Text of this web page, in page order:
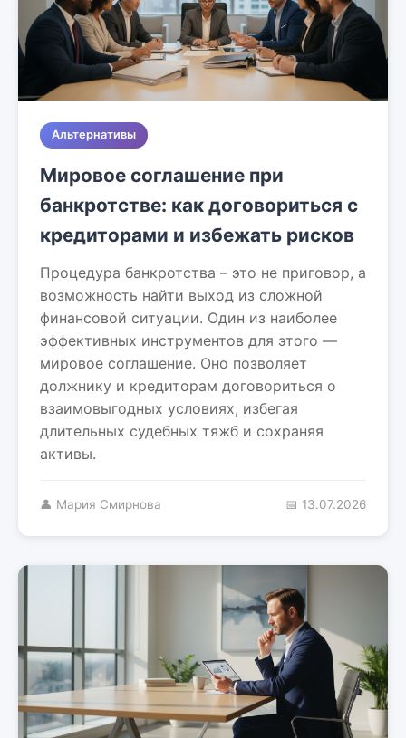
Альтернативы
Мировое соглашение при
банкротстве: как договориться с
кредиторами и избежать рисков
Процедура банкротства – это не приговор, а
возможность найти выход из сложной
финансовой ситуации. Один из наиболее
эффективных инструментов для этого —
мировое соглашение. Оно позволяет
должнику и кредиторам договориться о
взаимовыгодных условиях, избегая
длительных судебных тяжб и сохраняя
активы.
👤 Мария Смирнова 📅 13.07.2026